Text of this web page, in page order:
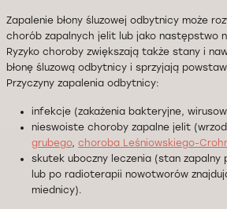
Zapalenie błony śluzowej odbytnicy może
chorób zapalnych jelit lub jako następstwo
Ryzyko choroby zwiększają także stany i
błonę śluzową odbytnicy i sprzyjają
Przyczyny zapalenia odbytnicy:
infekcje (zakażenia bakteryjne,
nieswoiste choroby zapalne jelit
grubego, choroba Leśniowskiego-
skutek uboczny leczenia (stan
lub po radioterapii nowotworów
miednicy).